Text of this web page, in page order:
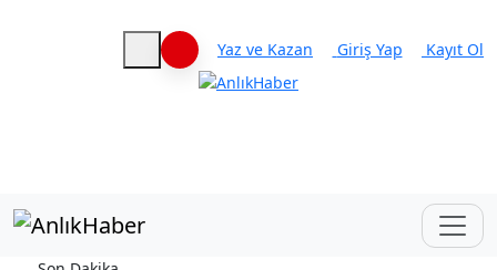
Haberleri keşfet
Yaz ve Kazan Giriş Yap Kayıt Ol